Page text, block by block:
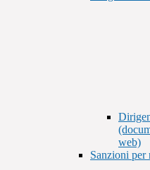
web)
Sanzioni per